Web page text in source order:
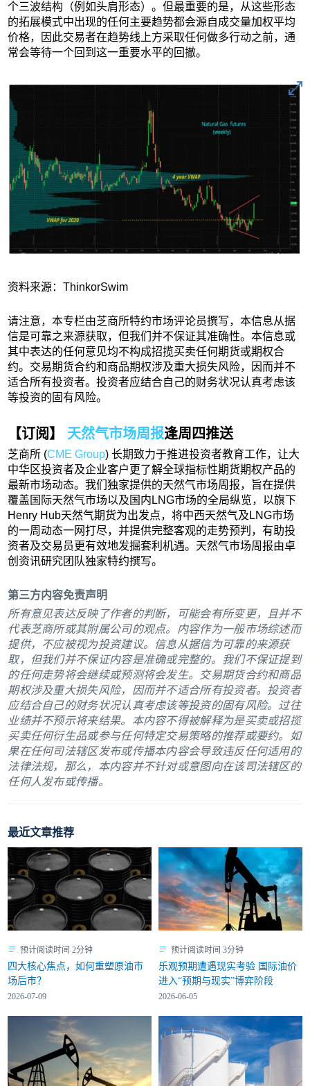
个三波结构（例如头肩形态）。但最重要的是，从这些形态
的拓展模式中出现的任何主要趋势都会源自成交量加权平均
价格，因此交易者在趋势线上方采取任何做多行动之前，通
常会等待一个回到这一重要水平的回撤。
资料来源：ThinkorSwim
请注意，本专栏由芝商所特约市场评论员撰写，本信息从据
信是可靠之来源获取，但我们并不保证其准确性。本信息或
其中表达的任何意见均不构成招揽买卖任何期货或期权合
约。交易期货合约和商品期权涉及重大损失风险，因而并不
适合所有投资者。投资者应结合自己的财务状况认真考虑该
等投资的固有风险。
【订阅】天然气市场周报逢周四推送
芝商所 (CME Group) 长期致力于推进投资者教育工作，让大
中华区投资者及企业客户更了解全球指标性期货期权产品的
最新市场动态。我们独家提供的天然气市场周报，旨在提供
覆盖国际天然气市场以及国内LNG市场的全局纵览，以旗下
Henry Hub天然气期货为出发点，将中西天然气及LNG市场
的一周动态一网打尽，并提供完整客观的走势预判，有助投
资者及交易员更有效地发掘套利机遇。天然气市场周报由卓
创资讯研究团队独家特约撰写。
第三方内容免责声明
所有意见表达反映了作者的判断，可能会有所变更，且并不
代表芝商所或其附属公司的观点。内容作为一般市场综述而
提供，不应被视为投资建议。信息从据信为可靠的来源获
取，但我们并不保证内容是准确或完整的。我们不保证提到
的任何走势将会继续或预测将会发生。交易期货合约和商品
期权涉及重大损失风险，因而并不适合所有投资者。投资者
应结合自己的财务状况认真考虑该等投资的固有风险。过往
业绩并不预示将来结果。本内容不得被解释为是买卖或招揽
买卖任何衍生品或参与任何特定交易策略的推荐或要约。如
果在任何司法辖区发布或传播本内容会导致违反任何适用的
法律法规，那么，本内容并不针对或意图向在该司法辖区的
任何人发布或传播。
最近文章推荐
预计阅读时间 2分钟
四大核心焦点，如何重塑原油市
场后市？
2026-07-09
预计阅读时间 3分钟
乐观预期遭遇现实考验 国际油价
进入“预期与现实”博弈阶段
2026-06-05